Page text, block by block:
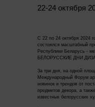
22-24 октября
С 22 по 24 октября 2024
состоялся масштабный
Республики Беларусь -
БЕЛОРУССКИЕ ДНИ
За три дня, на одной
Международный Форум
новинок и трендов от
предметов декора, а
известных белорусских
ПОДПИШИСЬ!